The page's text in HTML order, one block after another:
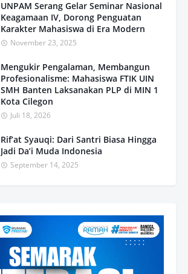
UNPAM Serang Gelar Seminar Nasional
Keagamaan IV, Dorong Penguatan
Karakter Mahasiswa di Era Modern
November 23, 2025
Mengukir Pengalaman, Membangun
Profesionalisme: Mahasiswa FTIK UIN
SMH Banten Laksanakan PLP di MIN 1
Kota Cilegon
Juli 18, 2026
Rif’at Syauqi: Dari Santri Biasa Hingga
Jadi Da’i Muda Indonesia
September 14, 2025